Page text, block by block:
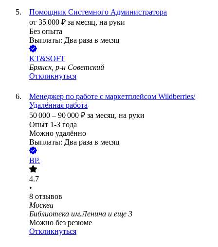
Помощник Системного Администратора
от 35 000 ₽ за месяц, на руки
Без опыта
Выплаты: Два раза в месяц
KT&SOFT
Брянск, р-н Советский
Откликнуться
Менеджер по работе с маркетплейсом Wildberries/
Удалённая работа
50 000 – 90 000 ₽ за месяц, на руки
Опыт 1-3 года
Можно удалённо
Выплаты: Два раза в месяц
BP.
4.7
•
8 отзывов
Москва
Библиотека им.Ленина и еще 3
Можно без резюме
Откликнуться